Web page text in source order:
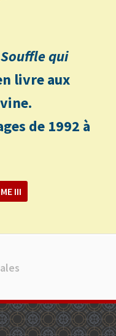
qui
livre aux
de 1992 à
III